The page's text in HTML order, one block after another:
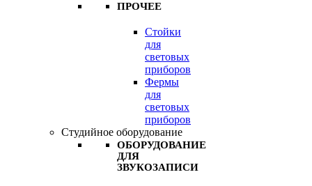
ПРОЧЕЕ
Стойки
для
световых
приборов
Фермы
для
световых
приборов
Студийное оборудование
ОБОРУДОВАНИЕ
ДЛЯ
ЗВУКОЗАПИСИ